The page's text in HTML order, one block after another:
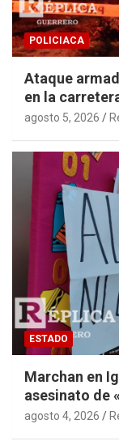
POLICIACA
Ataque
en la
agosto 5, 2026
ESTADO
Marchan en
asesinato de
agosto 4, 2026